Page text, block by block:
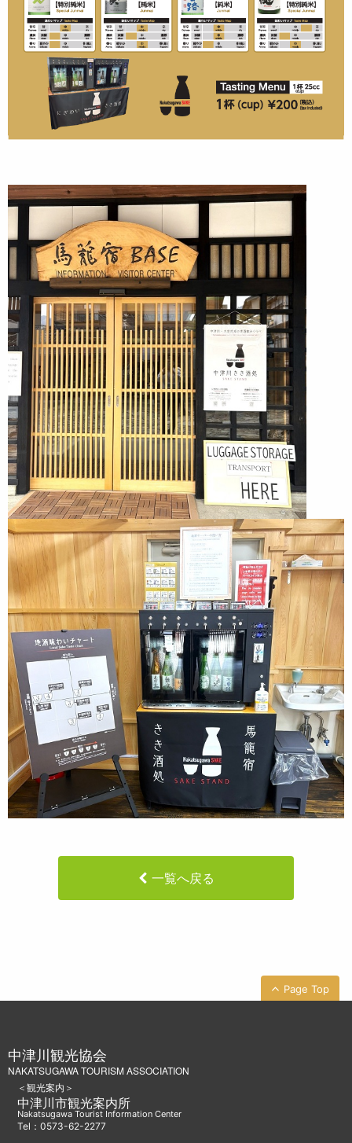
一覧へ戻る
Page Top
中津川観光協会
NAKATSUGAWA TOURISM ASSOCIATION
＜観光案内＞
中津川市観光案内所
Nakatsugawa Tourist Information Center
Tel：0573-62-2277